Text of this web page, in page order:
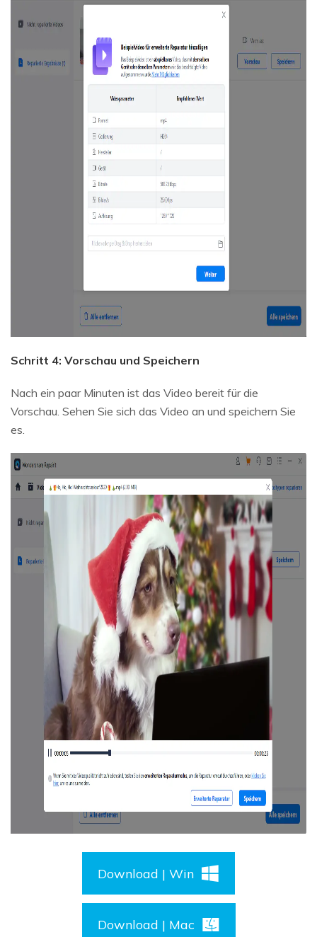
Schritt 4: Vorschau und Speichern
Nach ein paar Minuten ist das Video bereit für die
Vorschau. Sehen Sie sich das Video an und speichern Sie
es.
Download | Win
Download | Mac